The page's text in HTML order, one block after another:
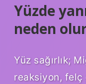
Yüzde
neden
Yüz sağırlık;
reaksiyon,